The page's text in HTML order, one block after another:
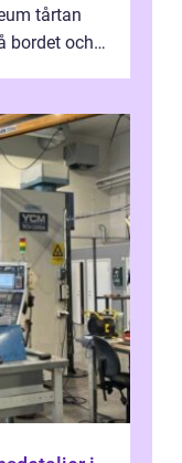
tårtan
bordet och i